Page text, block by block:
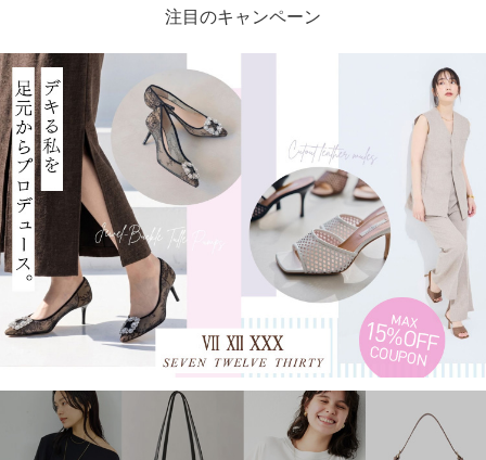
注目のキャンペーン